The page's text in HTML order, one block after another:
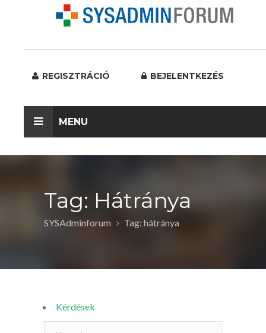
REGISZTRÁCIÓ BEJELENTKEZÉS
MENU
Tag: Hátránya
SYSAdminforum Tag: hátránya
Kérdések